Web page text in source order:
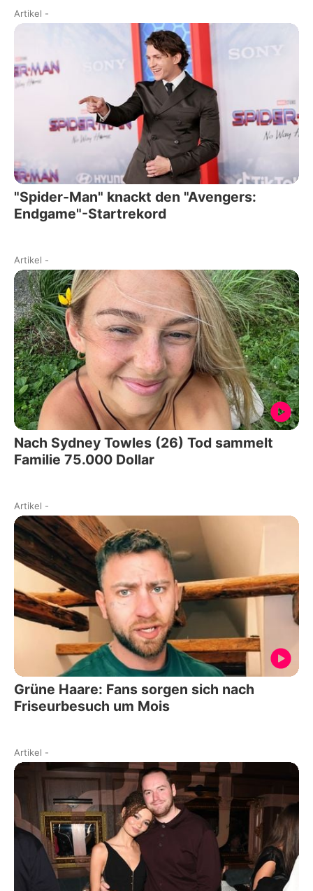
Artikel -
"Spider-Man" knackt den "Avengers:
Endgame"-Startrekord
Artikel -
Nach Sydney Towles (26) Tod sammelt
Familie 75.000 Dollar
Artikel -
Grüne Haare: Fans sorgen sich nach
Friseurbesuch um Mois
Artikel -